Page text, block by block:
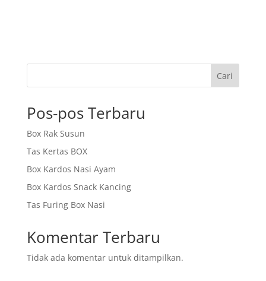
Cari
Pos-pos Terbaru
Box Rak Susun
Tas Kertas BOX
Box Kardos Nasi Ayam
Box Kardos Snack Kancing
Tas Furing Box Nasi
Komentar Terbaru
Tidak ada komentar untuk ditampilkan.